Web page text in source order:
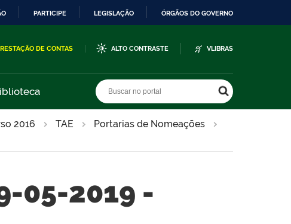
PARTICIPE LEGISLAÇÃO ÓRGÃOS DO GOVERNO
DE CONTAS ALTO CONTRASTE VLIBRAS
2016 TAE Portarias de Nomeações
05-2019 -